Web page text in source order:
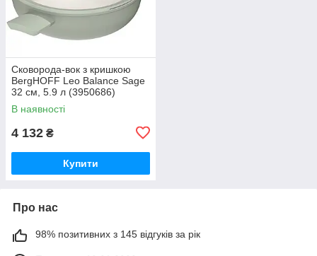
Сковорода-вок з кришкою
BergHOFF Leo Balance Sage
32 см, 5.9 л (3950686)
індукційна
В наявності
4 132 ₴
Купити
Про нас
98% позитивних з 145 відгуків за рік